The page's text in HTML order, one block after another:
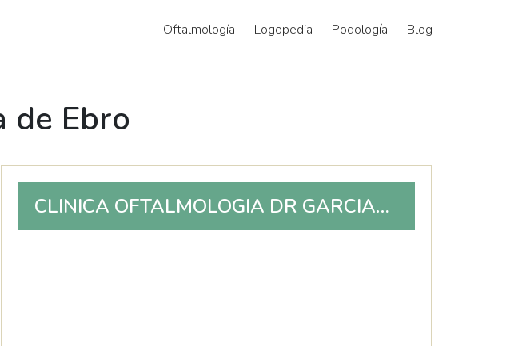
Oftalmología Logopedia Podología Blog
de Ebro
CLINICA OFTALMOLOGIA DR GARCIA